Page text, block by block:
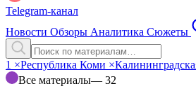
Telegram-канал
Новости Обзоры Аналитика Сюжеты
1 ×Республика Коми ×
Все материалы— 32